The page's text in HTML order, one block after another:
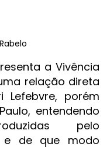
a Vivência
relação direta
porém
entendendo
de que modo